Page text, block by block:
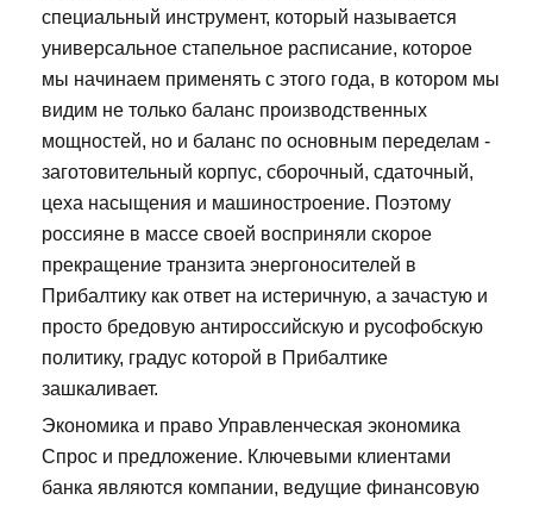
специальный инструмент, который называется
универсальное стапельное расписание, которое
мы начинаем применять с этого года, в котором мы
видим не только баланс производственных
мощностей, но и баланс по основным переделам -
заготовительный корпус, сборочный, сдаточный,
цеха насыщения и машиностроение. Поэтому
россияне в массе своей восприняли скорое
прекращение транзита энергоносителей в
Прибалтику как ответ на истеричную, а зачастую и
просто бредовую антироссийскую и русофобскую
политику, градус которой в Прибалтике
зашкаливает.
Экономика и право Управленческая экономика
Спрос и предложение. Ключевыми клиентами
банка являются компании, ведущие финансовую